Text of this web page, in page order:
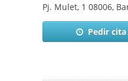
Pj. Mulet, 1 08006,
Pedir cita